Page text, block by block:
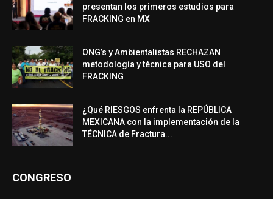
presentan los primeros estudios para
FRACKING en MX
ONG’s y Ambientalistas RECHAZAN
metodología y técnica para USO del
FRACKING
¿Qué RIESGOS enfrenta la REPÚBLICA
MEXICANA con la implementación de la
TÉCNICA de Fractura...
CONGRESO